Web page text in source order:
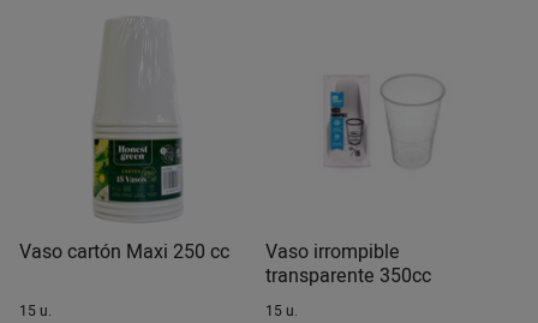
Vaso cartón Maxi 250 cc
15 u.
Vaso irrompible
transparente 350cc
15 u.